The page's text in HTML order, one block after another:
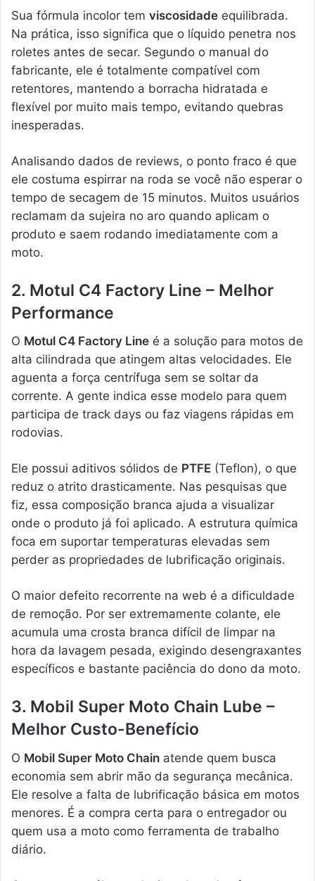
Sua fórmula incolor tem viscosidade equilibrada.
Na prática, isso significa que o líquido penetra nos
roletes antes de secar. Segundo o manual do
fabricante, ele é totalmente compatível com
retentores, mantendo a borracha hidratada e
flexível por muito mais tempo, evitando quebras
inesperadas.
Analisando dados de reviews, o ponto fraco é que
ele costuma espirrar na roda se você não esperar o
tempo de secagem de 15 minutos. Muitos usuários
reclamam da sujeira no aro quando aplicam o
produto e saem rodando imediatamente com a
moto.
2. Motul C4 Factory Line – Melhor
Performance
O Motul C4 Factory Line é a solução para motos de
alta cilindrada que atingem altas velocidades. Ele
aguenta a força centrífuga sem se soltar da
corrente. A gente indica esse modelo para quem
participa de track days ou faz viagens rápidas em
rodovias.
Ele possui aditivos sólidos de PTFE (Teflon), o que
reduz o atrito drasticamente. Nas pesquisas que
fiz, essa composição branca ajuda a visualizar
onde o produto já foi aplicado. A estrutura química
foca em suportar temperaturas elevadas sem
perder as propriedades de lubrificação originais.
O maior defeito recorrente na web é a dificuldade
de remoção. Por ser extremamente colante, ele
acumula uma crosta branca difícil de limpar na
hora da lavagem pesada, exigindo desengraxantes
específicos e bastante paciência do dono da moto.
3. Mobil Super Moto Chain Lube –
Melhor Custo-Benefício
O Mobil Super Moto Chain atende quem busca
economia sem abrir mão da segurança mecânica.
Ele resolve a falta de lubrificação básica em motos
menores. É a compra certa para o entregador ou
quem usa a moto como ferramenta de trabalho
diário.